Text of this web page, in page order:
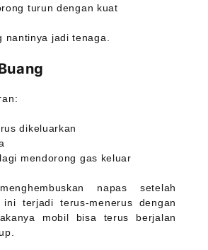
turun dengan kuat
nantinya jadi tenaga.
dikeluarkan
mendorong gas keluar
napas setelah
ini terjadi terus-menerus dengan
mobil bisa terus berjalan